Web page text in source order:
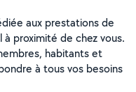
aux prestations de
proximité de chez vous.
habitants et
à tous vos besoins